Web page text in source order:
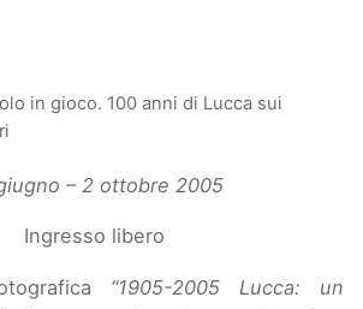
in gioco. 100 anni di Lucca sui
– 2 ottobre 2005
Ingresso libero
“1905-2005 Lucca: un